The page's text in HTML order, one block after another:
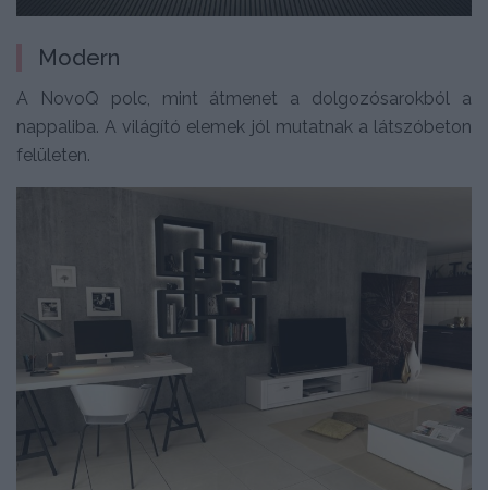
Modern
A NovoQ polc, mint átmenet a dolgozósarokból a
nappaliba. A világító elemek jól mutatnak a látszóbeton
felületen.